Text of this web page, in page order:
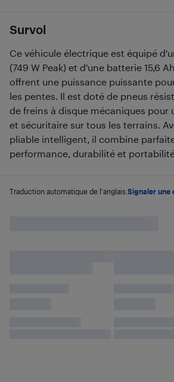
Survol
Ce véhicule électrique est équipé
(749 W Peak) et d'une batterie 15,6
offrent une puissance puissante
les pentes. Il est doté de pneus
de freins à disque mécaniques pour
et sécuritaire sur tous les terrains.
pliable intelligent, il combine
performance, durabilité et
Traduction automatique de l'anglais. Signaler une